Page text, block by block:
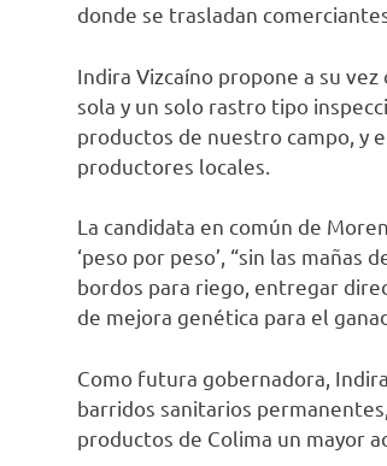
donde se trasladan
Indira Vizcaíno propone a su
sola y un solo rastro tipo
productos de nuestro campo, y
productores locales.
La candidata en común de
‘peso por peso’, “sin las
bordos para riego, entregar
de mejora genética para el
Como futura gobernadora,
barridos sanitarios
productos de Colima un mayor